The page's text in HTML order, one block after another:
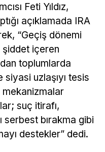
Feti Yıldız,
açıklamada IRA
“Geçiş dönemi
şiddet içeren
toplumlarda
siyasi uzlaşıyı tesis
suç itirafı,
serbest bırakma gibi
destekler” dedi.